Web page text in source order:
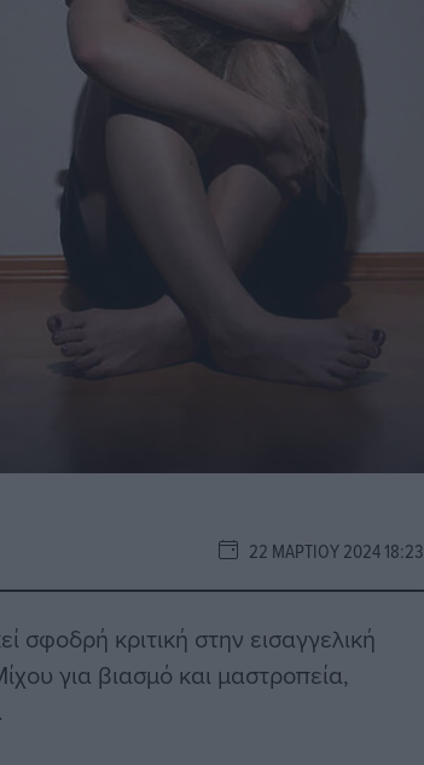
22 ΜΑΡΤΊΟΥ 2024 18:23
κριτική στην εισαγγελική
για βιασμό και μαστροπεία,